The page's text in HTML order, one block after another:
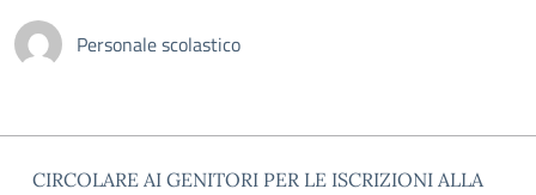
Personale scolastico
CIRCOLARE AI GENITORI PER LE ISCRIZIONI ALLA